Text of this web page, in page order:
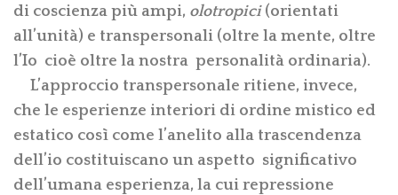
di coscienza più ampi, olotropici(orientati
all’unità) e transpersonali (oltre la mente, oltre
l’Io cioè oltre la nostra personalità ordinaria).
L’approccio transpersonale ritiene, invece,
che le esperienze interiori di ordine mistico ed
estatico così come l’anelito alla trascendenza
dell’io costituiscano un aspetto significativo
dell’umana esperienza, la cui repressione